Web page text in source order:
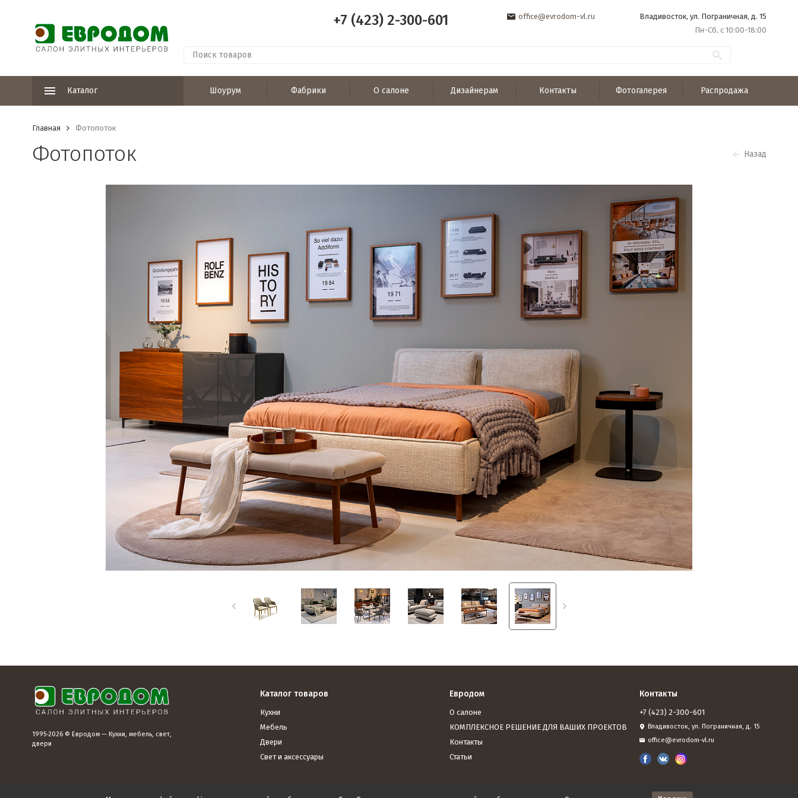
+7 (423) 2-300-601 office@evrodom-vl.ru
Владивосток, ул. Пограничная, д. 15
Пн-Сб, с 10:00-18:00
Каталог Шоурум Фабрики О салоне Дизайнерам Контакты Фотогалерея Распродажа
Главная Фотопоток
Фотопоток Назад
1995-2026 © Евродом — Кухни, мебель, свет,
двери
Каталог товаров
Кухни
Мебель
Двери
Свет и аксессуары
Евродом
О салоне
КОМПЛЕКСНОЕ РЕШЕНИЕ ДЛЯ ВАШИХ ПРОЕКТОВ
Контакты
Статьи
Контакты
+7 (423) 2-300-601
Владивосток, ул. Пограничная, д. 15
office@evrodom-vl.ru